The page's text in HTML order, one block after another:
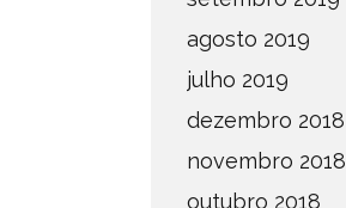
agosto 2019
julho 2019
dezembro 2018
novembro 2018
outubro 2018